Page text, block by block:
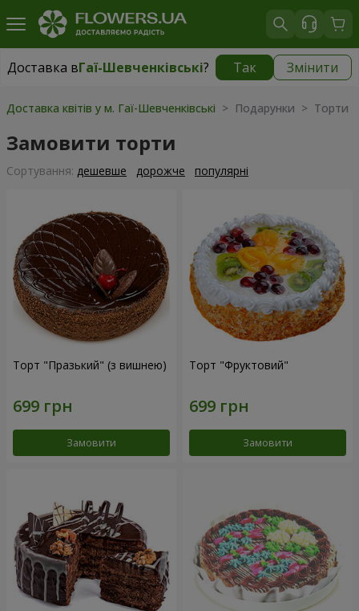
Доставка вГаї-Шевченківські? Так Змінити
Доставка вГаї-Шевченківські|безкоштовно
Доставка квітів у м. Гаї-Шевченківські > Подарунки > Торти
Замовити торти
Сортування: дешевше дорожче популярні
Торт "Празький" (з вишнею)
Замовити
Торт "Фруктовий"
Замовити